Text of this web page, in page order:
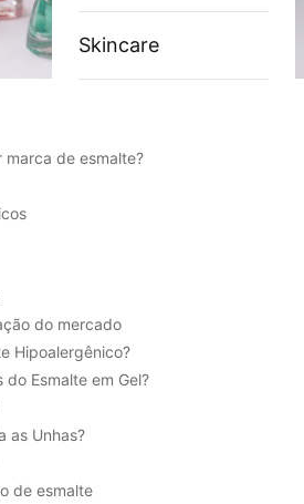
Skincare
marca de esmalte?
do mercado
Hipoalergênico?
do Esmalte em Gel?
as Unhas?
de esmalte